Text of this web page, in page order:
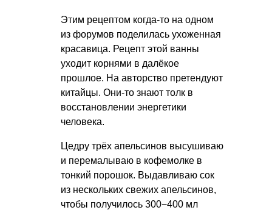
Этим рецептом когда-то на одном
из форумов поделилась ухоженная
красавица. Рецепт этой ванны
уходит корнями в далёкое
прошлое. На авторство претендуют
китайцы. Они-то знают толк в
восстановлении энергетики
человека.
Цедру трёх апельсинов высушиваю
и перемалываю в кофемолке в
тонкий порошок. Выдавливаю сок
из нескольких свежих апельсинов,
чтобы получилось 300−400 мл